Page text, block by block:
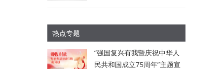
热点专题
“强国复兴有我暨庆祝中华人
民共和国成立75周年”主题宣